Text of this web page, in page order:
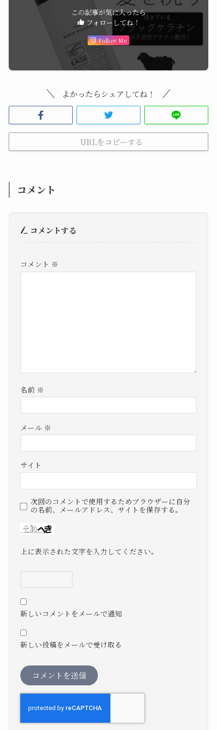
この記事が気に入ったら
フォローしてね！
Follow Me
よかったらシェアしてね！
URLをコピーする
コメント
コメントする
コメント ※
名前 ※
メール ※
サイト
次回のコメントで使用するためブラウザーに自分
の名前、メールアドレス、サイトを保存する。
上に表示された文字を入力してください。
新しいコメントをメールで通知
新しい投稿をメールで受け取る